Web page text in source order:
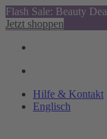
Flash Sale: Beauty
Jetzt shoppen
Hilfe & Kontakt
Englisch